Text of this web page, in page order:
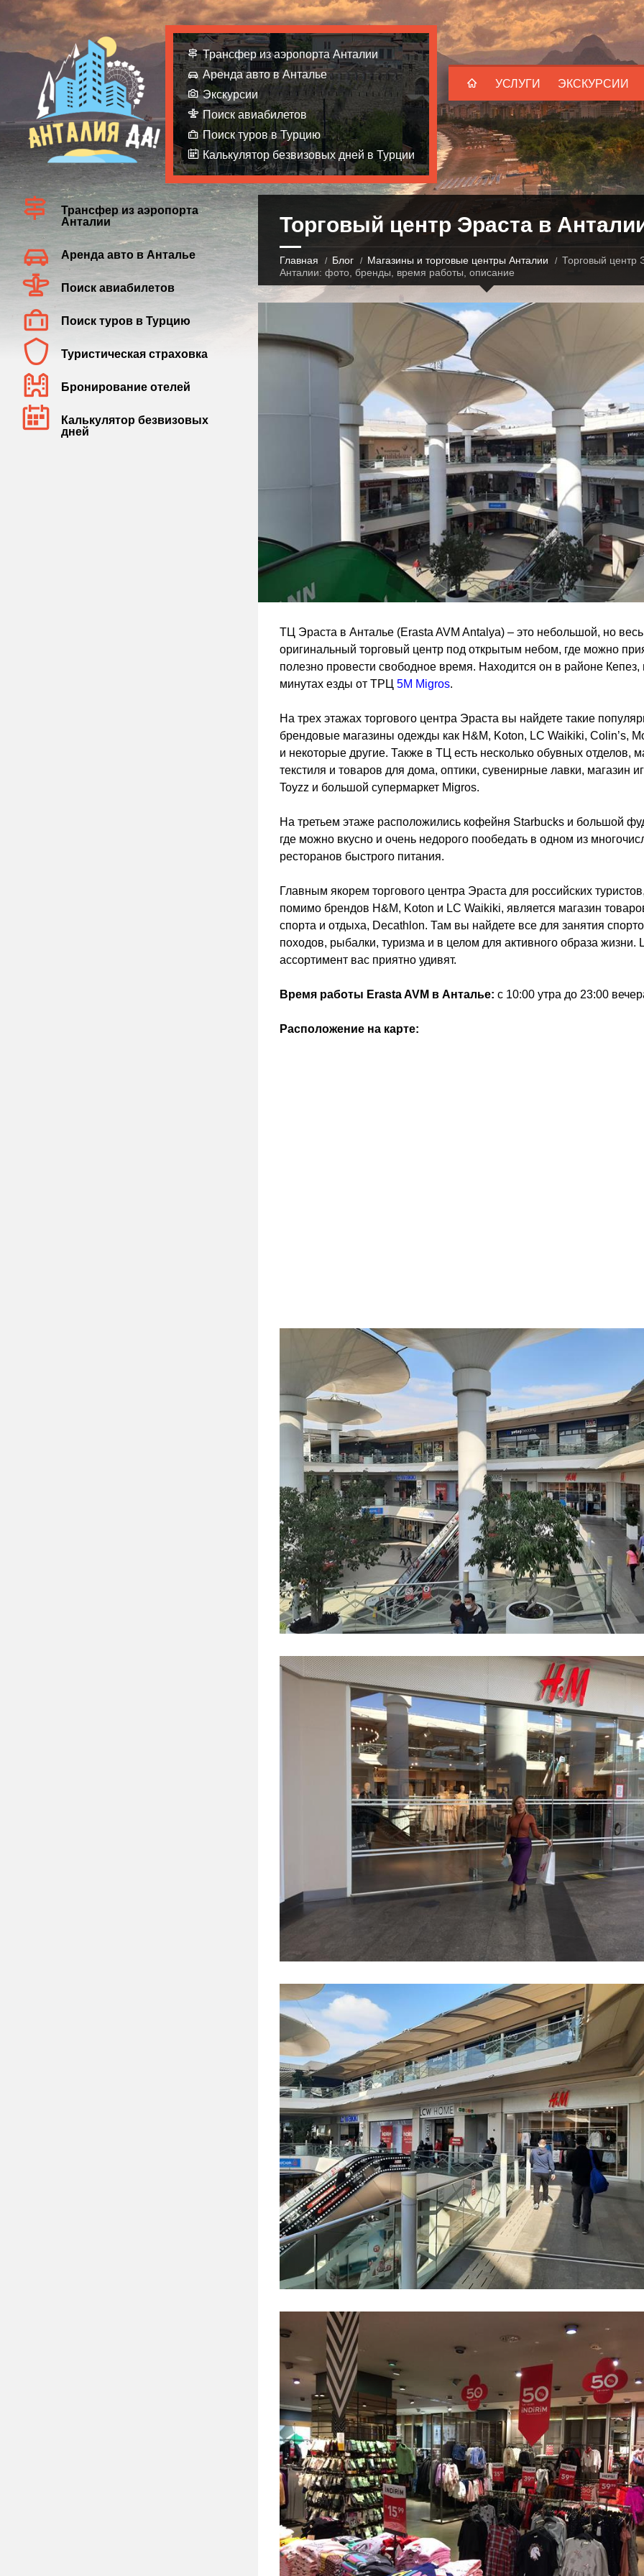
УСЛУГИ ЭКСКУРСИИ
Трансфер из аэропорта Анталии
Аренда авто в Анталье
Экскурсии
Поиск авиабилетов
Поиск туров в Турцию
Калькулятор безвизовых дней в Турции
Торговый центр Эраста в
Главная Блог Магазины и торговые центры Анталии
Торговый центр
Анталии: фото, бренды, время работы, описание
ТЦ Эраста в Анталье (Erasta AVM Antalya) – это небольшой, но
оригинальный торговый центр под открытым небом, где можно
полезно провести свободное время. Находится он в районе Кепез,
минутах езды от ТРЦ 5M Migros.
На трех этажах торгового центра Эраста вы найдете такие
брендовые магазины одежды как H&M, Koton, LC Waikiki, Colin’s,
и некоторые другие. Также в ТЦ есть несколько обувных отделов,
текстиля и товаров для дома, оптики, сувенирные лавки, магазин
Toyzz и большой супермаркет Migros.
На третьем этаже расположились кофейня Starbucks и большой
где можно вкусно и очень недорого пообедать в одном из
ресторанов быстрого питания.
Главным якорем торгового центра Эраста для российских
помимо брендов H&M, Koton и LC Waikiki, является магазин
спорта и отдыха, Decathlon. Там вы найдете все для занятия
походов, рыбалки, туризма и в целом для активного образа жизни.
ассортимент вас приятно удивят.
Время работы ErastaAVM в Анталье: с 10:00 утра до 23:00
Расположение на карте:
Трансфер из аэропорта
Анталии
Аренда авто в Анталье
Поиск авиабилетов
Поиск туров в Турцию
Туристическая страховка
Бронирование отелей
Калькулятор безвизовых
дней